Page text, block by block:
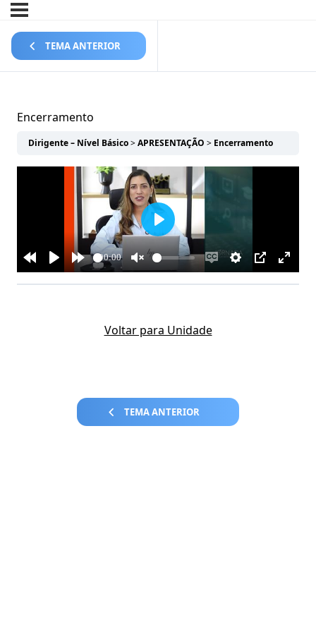
TEMA ANTERIOR
Encerramento
Dirigente – Nível Básico APRESENTAÇÃO Encerramento
TEMA ANTERIOR
Voltar para Unidade